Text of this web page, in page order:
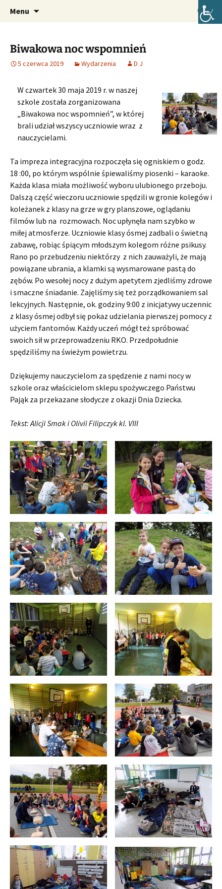
Szkoła Podstawowa im. Józefa
Lompy w Lubszy
Oficjalna strona internetowa szkoły.
Menu Szukaj:
Biwakowa noc wspomnień
5 czerwca 2019 Wydarzenia D J
W czwartek 30 maja 2019 r. w naszej
szkole została zorganizowana
„Biwakowa noc wspomnień”, w której
brali udział wszyscy uczniowie wraz z
nauczycielami.
Ta impreza integracyjna rozpoczęła się ogniskiem o godz.
18 :00, po którym wspólnie śpiewaliśmy piosenki – karaoke.
Każda klasa miała możliwość wyboru ulubionego przeboju.
Dalszą część wieczoru uczniowie spędzili w gronie kolegów i
koleżanek z klasy na grze w gry planszowe, oglądaniu
filmów lub na rozmowach. Noc upłynęła nam szybko w
miłej atmosferze. Uczniowie klasy ósmej zadbali o świetną
zabawę, robiąc śpiącym młodszym kolegom różne psikusy.
Rano po przebudzeniu niektórzy z nich zauważyli, że mają
powiązane ubrania, a klamki są wysmarowane pastą do
zębów. Po wesołej nocy z dużym apetytem zjedliśmy zdrowe
i smaczne śniadanie. Zajęliśmy się też porządkowaniem sal
lekcyjnych. Następnie, ok. godziny 9:00 z inicjatywy uczennic
z klasy ósmej odbył się pokaz udzielania pierwszej pomocy z
użyciem fantomów. Każdy uczeń mógł też spróbować
swoich sił w przeprowadzeniu RKO. Przedpołudnie
spędziliśmy na świeżym powietrzu.
Dziękujemy nauczycielom za spędzenie z nami nocy w
szkole oraz właścicielom sklepu spożywczego Państwu
Pająk za przekazane słodycze z okazji Dnia Dziecka.
Tekst: Alicji Smak i Olivii Filipczykkl. VIII